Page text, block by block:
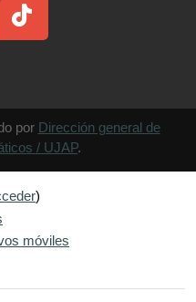
por Dirección general de
/ UJAP.
)
móviles